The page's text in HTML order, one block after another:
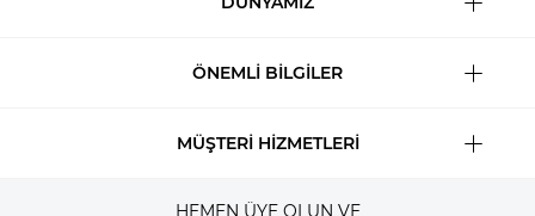
ÖNEMLİ BİLGİLER
MÜŞTERİ HİZMETLERİ